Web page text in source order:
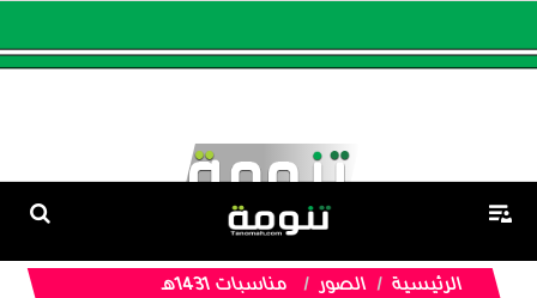
الرئيسية الصور
مناسبات 1431هـ